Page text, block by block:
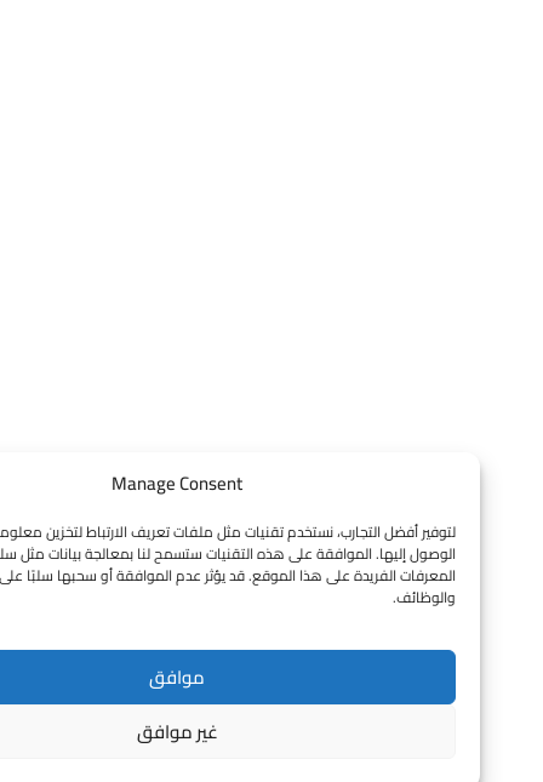
Manage Consent
لتوفير أفضل التجارب، نستخدم تقنيات مثل ملفات تعريف الارتباط لتخزين معلومات الجهاز
الوصول إليها. الموافقة على هذه التقنيات ستسمح لنا بمعالجة بيانات مثل سلوك
المعرفات الفريدة على هذا الموقع. قد يؤثر عدم الموافقة أو سحبها سلبًا على بعض
غير موافق